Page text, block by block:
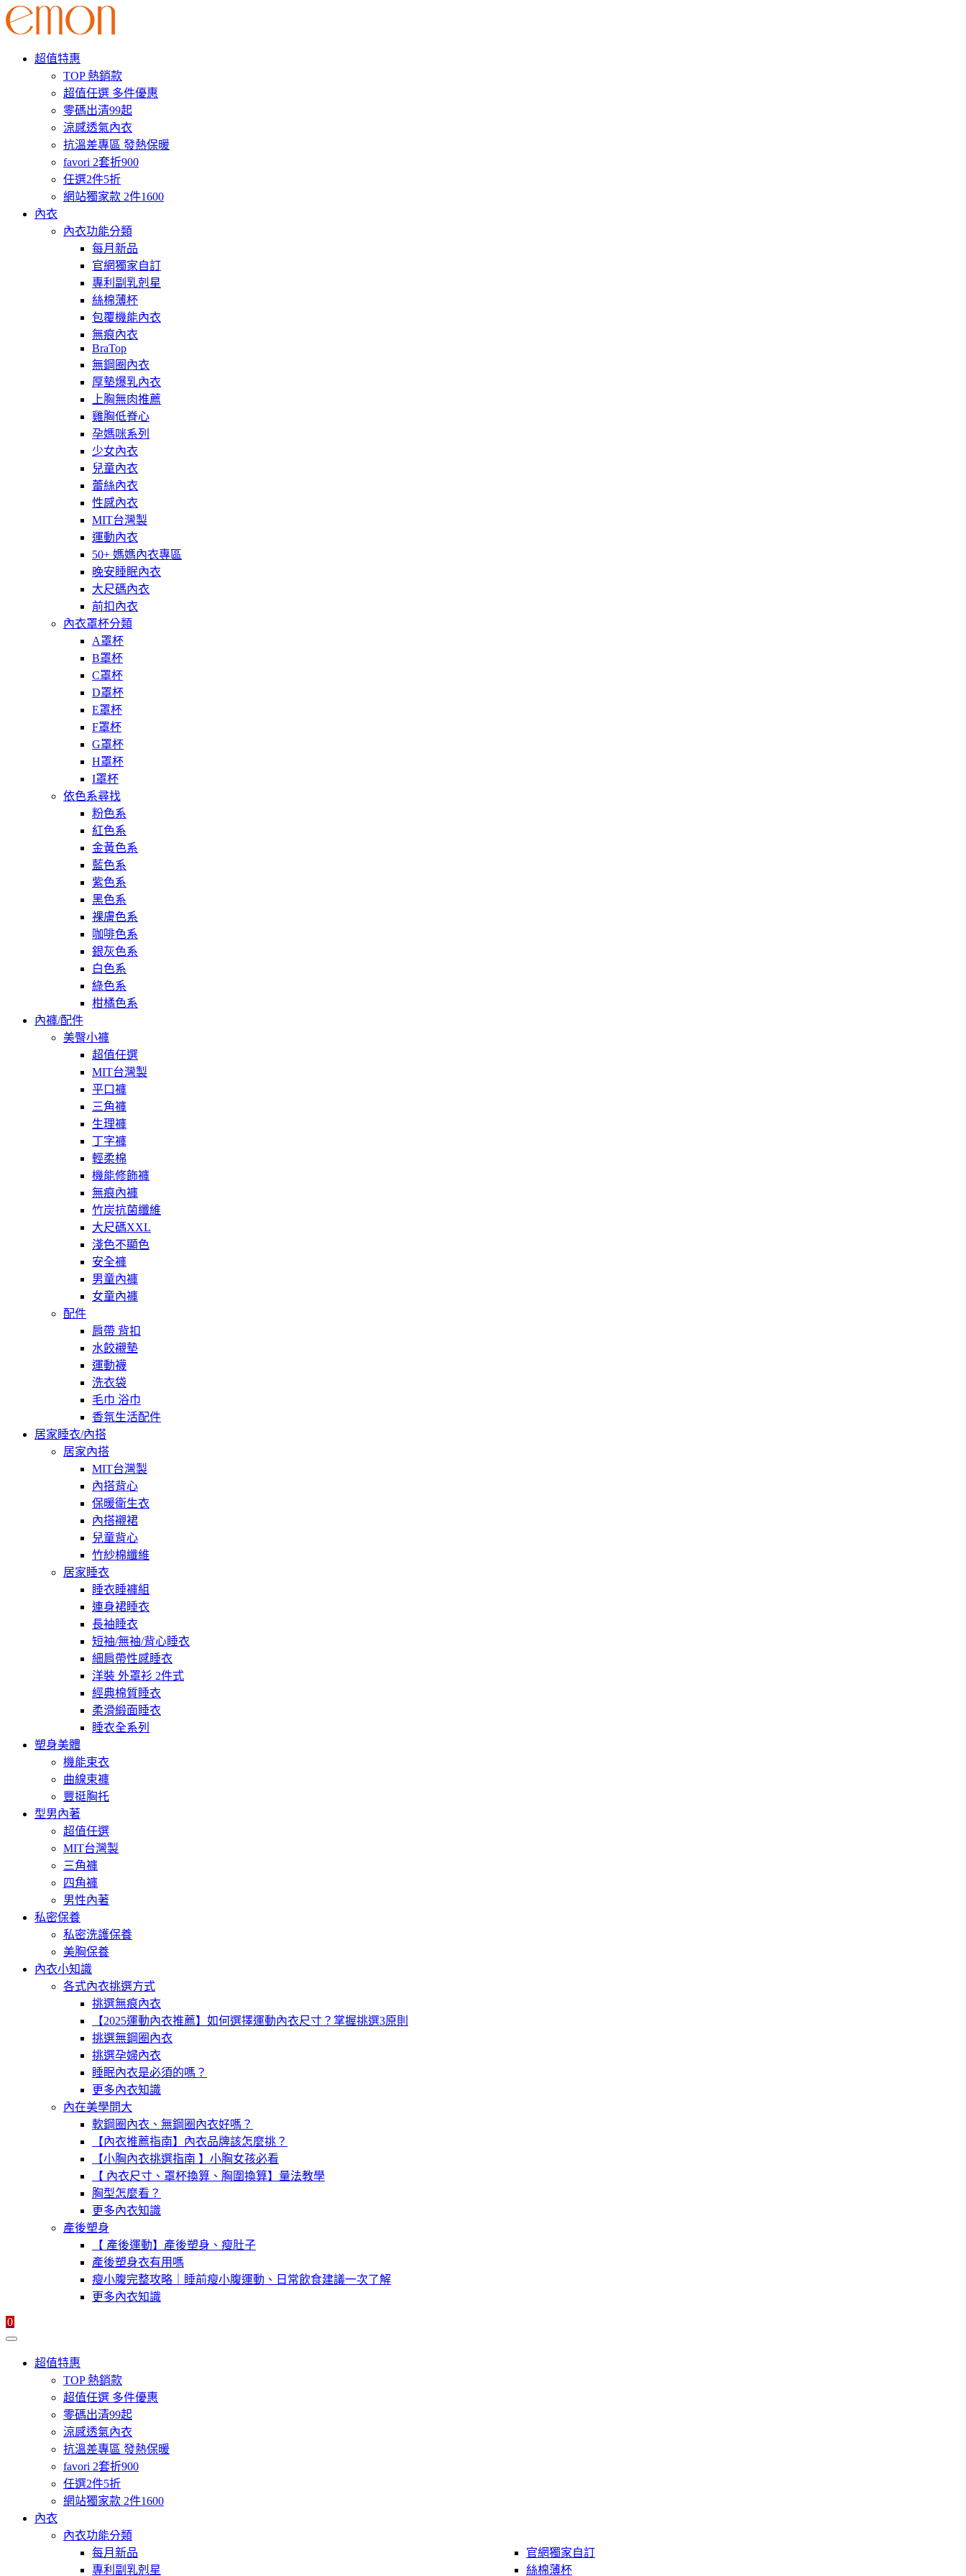
超值特惠
TOP 熱銷款
超值任選 多件優惠
零碼出清99起
涼感透氣內衣
抗溫差專區 發熱保暖
favori 2套折900
任選2件5折
網站獨家款 2件1600
內衣
內衣功能分類
每月新品
官網獨家自訂
專利副乳剋星
絲棉薄杯
包覆機能內衣
無痕內衣
BraTop
無鋼圈內衣
厚墊爆乳內衣
上胸無肉推薦
雞胸低脊心
孕媽咪系列
少女內衣
兒童內衣
蕾絲內衣
性感內衣
MIT台灣製
運動內衣
50+ 媽媽內衣專區
晚安睡眠內衣
大尺碼內衣
前扣內衣
內衣罩杯分類
A罩杯
B罩杯
C罩杯
D罩杯
E罩杯
F罩杯
G罩杯
H罩杯
I罩杯
依色系尋找
粉色系
紅色系
金黃色系
藍色系
紫色系
黑色系
裸膚色系
咖啡色系
銀灰色系
白色系
綠色系
柑橘色系
內褲/配件
美臀小褲
超值任選
MIT台灣製
平口褲
三角褲
生理褲
丁字褲
輕柔棉
機能修飾褲
無痕內褲
竹炭抗菌纖維
大尺碼XXL
淺色不顯色
安全褲
男童內褲
女童內褲
配件
肩帶 背扣
水餃襯墊
運動襪
洗衣袋
毛巾 浴巾
香氛生活配件
居家睡衣/內搭
居家內搭
MIT台灣製
內搭背心
保暖衛生衣
內搭襯裙
兒童背心
竹紗棉纖維
居家睡衣
睡衣睡褲組
連身裙睡衣
長袖睡衣
短袖/無袖/背心睡衣
細肩帶性感睡衣
洋裝 外罩衫 2件式
經典棉質睡衣
柔滑緞面睡衣
睡衣全系列
塑身美體
機能束衣
曲線束褲
豐挺胸托
型男內著
超值任選
MIT台灣製
三角褲
四角褲
男性內著
私密保養
私密洗護保養
美胸保養
內衣小知識
各式內衣挑選方式
挑選無痕內衣
【2025運動內衣推薦】如何選擇運動內衣尺寸？掌握挑選3原則
挑選無鋼圈內衣
挑選孕婦內衣
睡眠內衣是必須的嗎？
更多內衣知識
內在美學問大
軟鋼圈內衣、無鋼圈內衣好嗎？
【內衣推薦指南】內衣品牌該怎麼挑？
【小胸內衣挑選指南 】小胸女孩必看
【 內衣尺寸、罩杯換算、胸圍換算】量法教學
胸型怎麼看？
更多內衣知識
產後塑身
【 產後運動】產後塑身、瘦肚子
產後塑身衣有用嗎
瘦小腹完整攻略｜睡前瘦小腹運動、日常飲食建議一次了解
更多內衣知識
0
超值特惠
TOP 熱銷款
超值任選 多件優惠
零碼出清99起
涼感透氣內衣
抗溫差專區 發熱保暖
favori 2套折900
任選2件5折
網站獨家款 2件1600
內衣
內衣功能分類
每月新品
官網獨家自訂
專利副乳剋星
絲棉薄杯